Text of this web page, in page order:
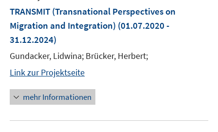
TRANSMIT (Transnational Perspectives on
Migration and Integration) (01.07.2020 -
31.12.2024)
Gundacker, Lidwina; Brücker, Herbert;
Link zur Projektseite
mehr Informationen